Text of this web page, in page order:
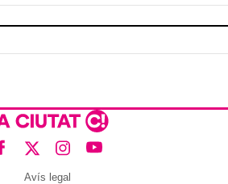
Avís legal